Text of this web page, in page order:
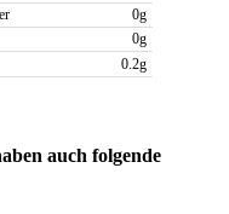
0g
0g
0.2g
auch folgende